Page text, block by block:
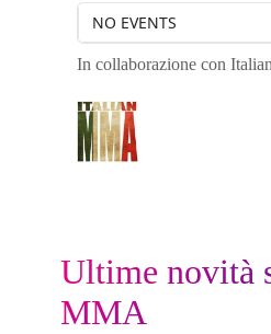
NO EVENTS
In collaborazione con
Ultime novità
MMA